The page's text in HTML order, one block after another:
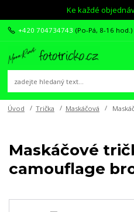
Ke každé
+420 704734743 (Po-Pá, 8-16 hod.)
Úvod Trička Maskáčová
Maskáčové
camouflage